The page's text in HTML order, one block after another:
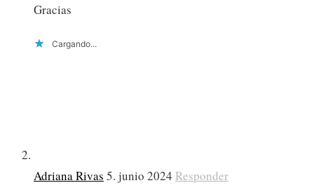
Gracias
Cargando...
Adriana Rivas 5. junio 2024 Responder